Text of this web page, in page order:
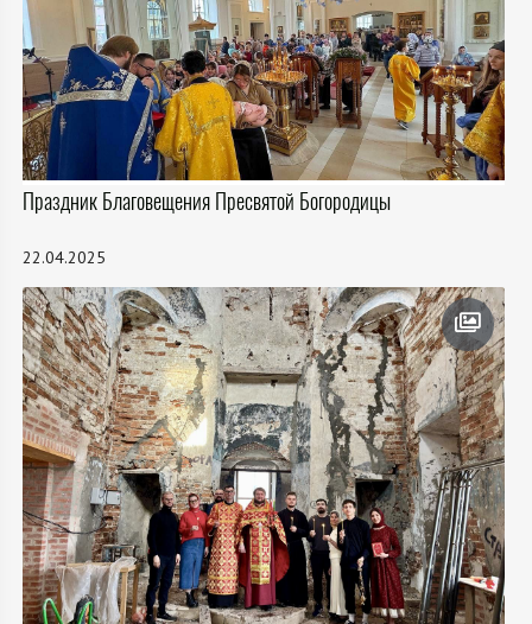
Праздник Благовещения Пресвятой Богородицы
22.04.2025